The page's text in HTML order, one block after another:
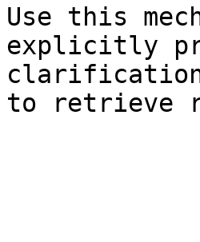
Use this
explicitly